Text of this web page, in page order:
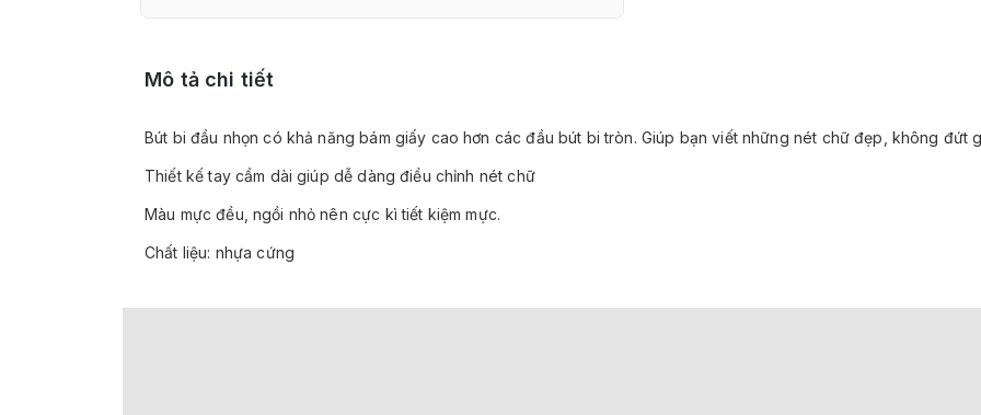
Mô tả chi tiết
Bút bi đầu nhọn có khả năng bám giấy cao hơn các đầu bút bi tròn. Giúp bạn viết những nét chữ đẹp, không đứt
Thiết kế tay cầm dài giúp dễ dàng điều chỉnh nét chữ
Màu mực đều, ngồi nhỏ nên cực kì tiết kiệm mực.
Chất liệu: nhựa cứng